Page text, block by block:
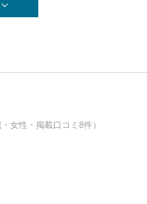
女性・掲載口コミ8件）